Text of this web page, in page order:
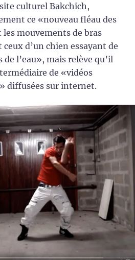
culturel Bakchich,
ce «nouveau fléau des
mouvements de bras
d’un chien essayant de
l’eau», mais relève qu’il
de «vidéos
diffusées sur internet.